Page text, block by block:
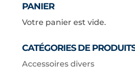
PANIER
Votre panier est vide.
CATÉGORIES DE
Accessoires divers